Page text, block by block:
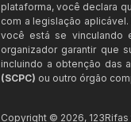
plataforma, você declara
com a legislação aplicável.
você está se vinculando
organizador garantir que
incluindo a obtenção das
(SCPC) ou outro órgão
Copyright © 2026, 123Rifas